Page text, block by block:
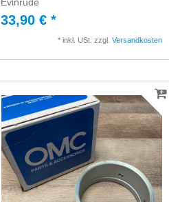
Evinrude
33,90 € *
*inkl. USt. zzgl.Versandkosten